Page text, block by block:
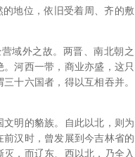
地位，依旧受着周、齐的敷
域外之故。两晋、南北朝之
河西一带，商业亦盛，这只
十六国者，得以互相吞并。
明的貉族。自此以北，则为
汉时，曾发展到今吉林省的
，而辽东、西以北，乃全入